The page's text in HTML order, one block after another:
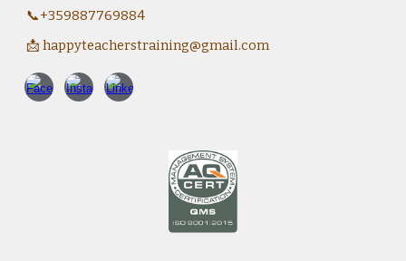
📞+359887769884
📩 happyteacherstraining@gmail.com